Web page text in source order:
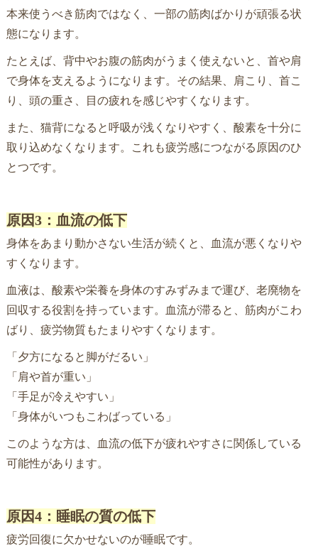
本来使うべき筋肉ではなく、一部の筋肉ばかりが頑張る状
態になります。
たとえば、背中やお腹の筋肉がうまく使えないと、首や肩
で身体を支えるようになります。その結果、肩こり、首こ
り、頭の重さ、目の疲れを感じやすくなります。
また、猫背になると呼吸が浅くなりやすく、酸素を十分に
取り込めなくなります。これも疲労感につながる原因のひ
とつです。
原因3：血流の低下
身体をあまり動かさない生活が続くと、血流が悪くなりや
すくなります。
血液は、酸素や栄養を身体のすみずみまで運び、老廃物を
回収する役割を持っています。血流が滞ると、筋肉がこわ
ばり、疲労物質もたまりやすくなります。
「夕方になると脚がだるい」
「肩や首が重い」
「手足が冷えやすい」
「身体がいつもこわばっている」
このような方は、血流の低下が疲れやすさに関係している
可能性があります。
原因4：睡眠の質の低下
疲労回復に欠かせないのが睡眠です。